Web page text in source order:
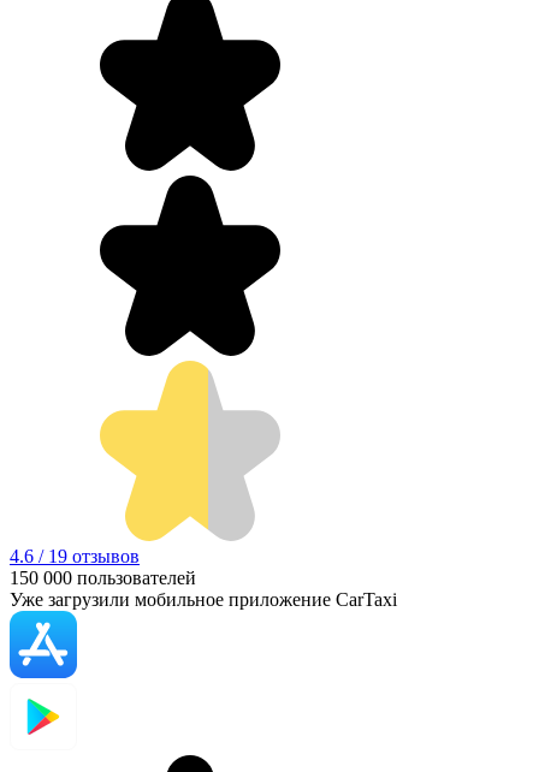
4.6 / 19 отзывов
150 000 пользователей
Уже загрузили мобильное приложение CarTaxi